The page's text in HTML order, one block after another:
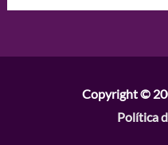
Copyright ©
Política